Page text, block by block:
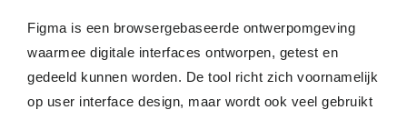
Figma is een browsergebaseerde ontwerpomgeving
waarmee digitale interfaces ontworpen, getest en
gedeeld kunnen worden. De tool richt zich voornamelijk
op user interface design, maar wordt ook veel gebruikt